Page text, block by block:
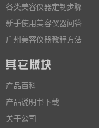
各类美容仪器定制步骤
新手使用美容仪器问答
广州美容仪器教程方法
产品百科
产品说明书下载
关于公司